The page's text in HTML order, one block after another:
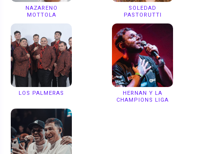
NAZARENO
MOTTOLA
SOLEDAD
PASTORUTTI
LOS PALMERAS
HERNAN Y LA
CHAMPIONS LIGA